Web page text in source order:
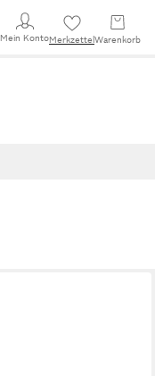
Mein KontoMerkzettel Warenkorb